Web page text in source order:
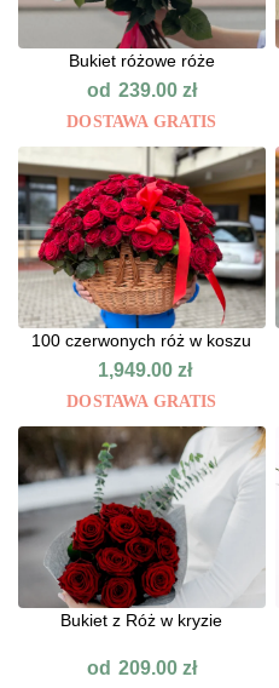
Bukiet różowe róże
od 239.00 zł
DOSTAWA GRATIS
100 czerwonych róż w koszu
1,949.00zł
DOSTAWA GRATIS
Bukiet z Róż w kryzie
od 209.00 zł